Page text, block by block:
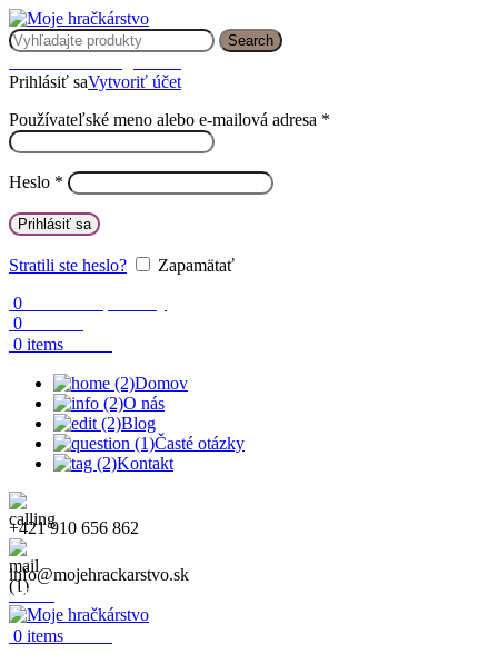
Search
Prihlásiť saVytvoriť účet
Používateľské meno alebo e-mailová adresa *
Heslo *
Prihlásiť sa
Stratili ste heslo?
Zapamätať
0
0
0 items
Domov
O nás
Blog
Časté otázky
Kontakt
+421 910 656 862
info@mojehrackarstvo.sk
Menu
0 items